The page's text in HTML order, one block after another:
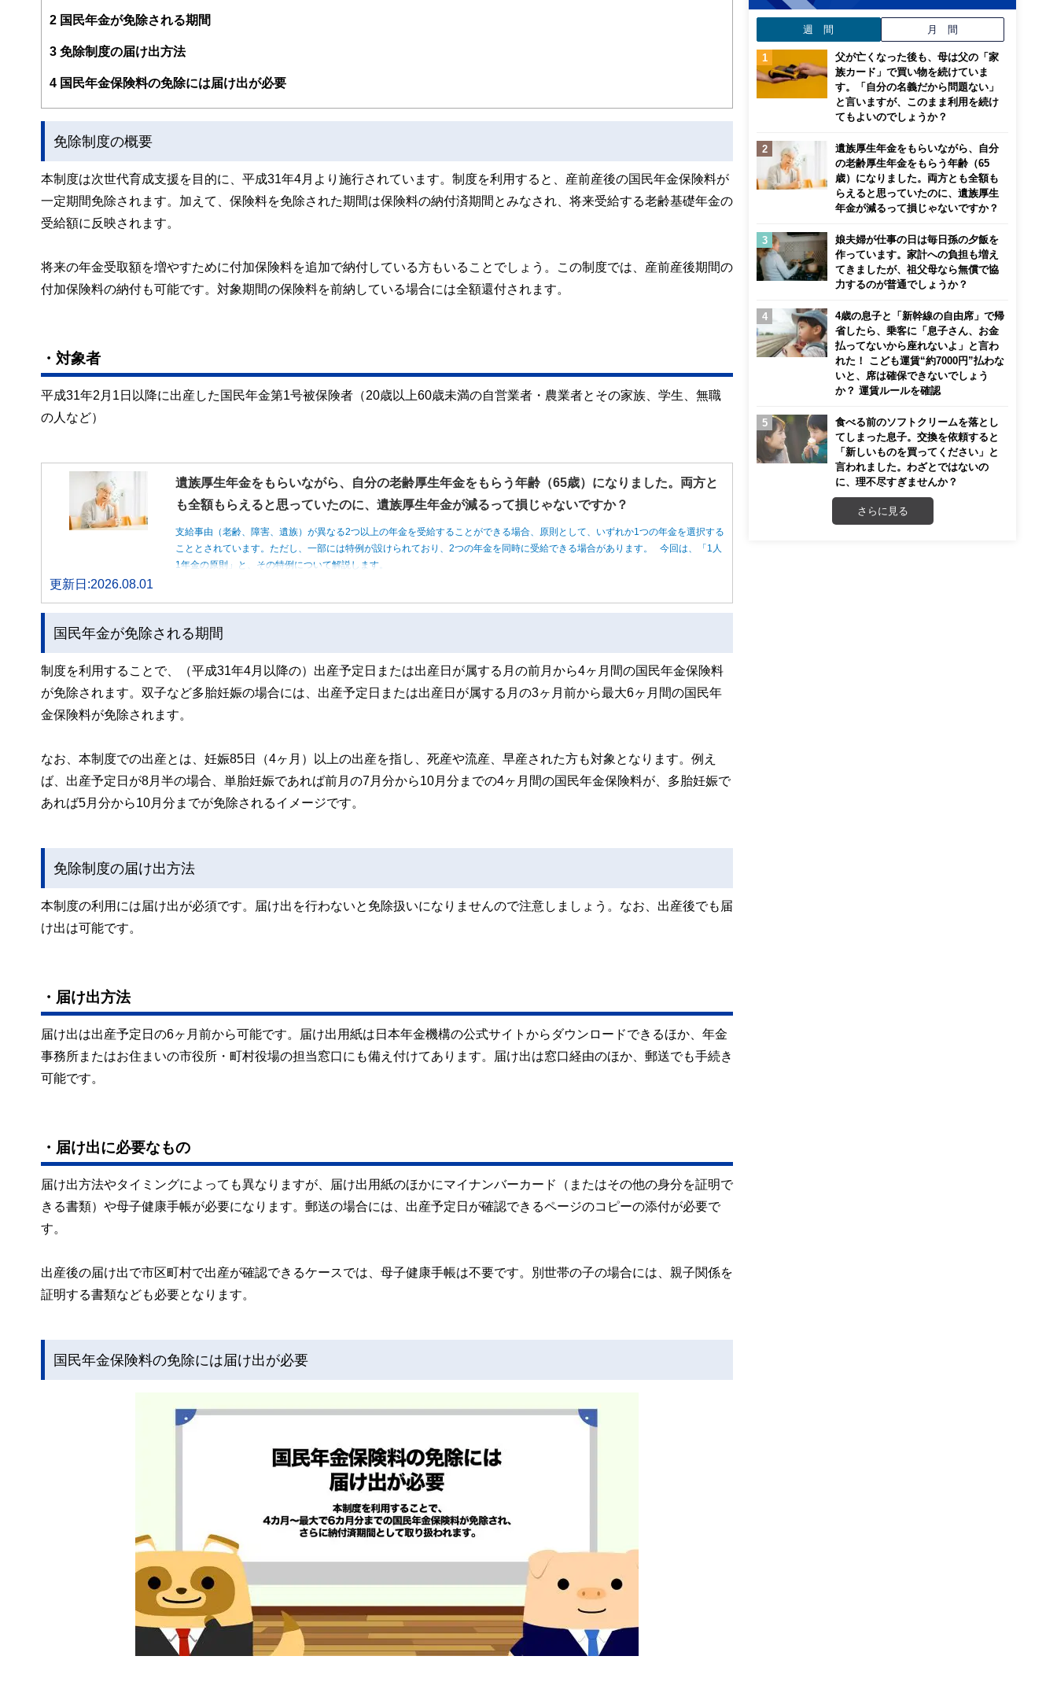
FinancialFieldの特徴は、ファイナンシャルプランナー、弁護士、税理士、宅地建物取引士、相続診断士、住宅ローンアドバイザー、DCプランナ
ー、公認会計士、社会保険労務士、行政書士、投資アナリスト、キャリアコンサルタントなど150名以上の有資格者を執筆者・監修者として迎
と、読み応えのあるコンテンツと確かな情報発信を実現しています。
私たちは、快適でより良い生活のアイデアを提供するお金のコンシェルジュを目指します。
2 国民年金が免除される期間
3 免除制度の届け出方法
4 国民年金保険料の免除には届け出が必要
免除制度の概要
本制度は次世代育成支援を目的に、平成31年4月より施行されています。制度を利用すると、産前産後の国民年金保険料が
一定期間免除されます。加えて、保険料を免除された期間は保険料の納付済期間とみなされ、将来受給する老齢基礎年金の
受給額に反映されます。
将来の年金受取額を増やすために付加保険料を追加で納付している方もいることでしょう。この制度では、産前産後期間の
付加保険料の納付も可能です。対象期間の保険料を前納している場合には全額還付されます。
・対象者
平成31年2月1日以降に出産した国民年金第1号被保険者（20歳以上60歳未満の自営業者・農業者とその家族、学生、無職
の人など）
遺族厚生年金をもらいながら、自分の老齢厚生年金をもらう年齢（65歳）になりました。両方と
も全額もらえると思っていたのに、遺族厚生年金が減るって損じゃないですか？
支給事由（老齢、障害、遺族）が異なる2つ以上の年金を受給することができる場合、原則として、いずれか1つの年金を選択する
こととされています。ただし、一部には特例が設けられており、2つの年金を同時に受給できる場合があります。 今回は、「1人
1年金の原則」と、その特例について解説します。
更新日:2026.08.01
国民年金が免除される期間
制度を利用することで、（平成31年4月以降の）出産予定日または出産日が属する月の前月から4ヶ月間の国民年金保険料
が免除されます。双子など多胎妊娠の場合には、出産予定日または出産日が属する月の3ヶ月前から最大6ヶ月間の国民年
金保険料が免除されます。
なお、本制度での出産とは、妊娠85日（4ヶ月）以上の出産を指し、死産や流産、早産された方も対象となります。例え
ば、出産予定日が8月半の場合、単胎妊娠であれば前月の7月分から10月分までの4ヶ月間の国民年金保険料が、多胎妊娠で
あれば5月分から10月分までが免除されるイメージです。
免除制度の届け出方法
本制度の利用には届け出が必須です。届け出を行わないと免除扱いになりませんので注意しましょう。なお、出産後でも届
け出は可能です。
・届け出方法
届け出は出産予定日の6ヶ月前から可能です。届け出用紙は日本年金機構の公式サイトからダウンロードできるほか、年金
事務所またはお住まいの市役所・町村役場の担当窓口にも備え付けてあります。届け出は窓口経由のほか、郵送でも手続き
可能です。
・届け出に必要なもの
届け出方法やタイミングによっても異なりますが、届け出用紙のほかにマイナンバーカード（またはその他の身分を証明で
きる書類）や母子健康手帳が必要になります。郵送の場合には、出産予定日が確認できるページのコピーの添付が必要で
す。
出産後の届け出で市区町村で出産が確認できるケースでは、母子健康手帳は不要です。別世帯の子の場合には、親子関係を
証明する書類なども必要となります。
国民年金保険料の免除には届け出が必要
週 間 月 間
父が亡くなった後も、母は父の「家
族カード」で買い物を続けていま
す。「自分の名義だから問題ない」
と言いますが、このまま利用を続け
てもよいのでしょうか？
遺族厚生年金をもらいながら、自分
の老齢厚生年金をもらう年齢（65
歳）になりました。両方とも全額も
らえると思っていたのに、遺族厚生
年金が減るって損じゃないですか？
娘夫婦が仕事の日は毎日孫の夕飯を
作っています。家計への負担も増え
てきましたが、祖父母なら無償で協
力するのが普通でしょうか？
4歳の息子と「新幹線の自由席」で帰
省したら、乗客に「息子さん、お金
払ってないから座れないよ」と言わ
れた！ こども運賃“約7000円”払わな
いと、席は確保できないでしょう
か？ 運賃ルールを確認
食べる前のソフトクリームを落とし
てしまった息子。交換を依頼すると
「新しいものを買ってください」と
言われました。わざとではないの
に、理不尽すぎませんか？
さらに見る